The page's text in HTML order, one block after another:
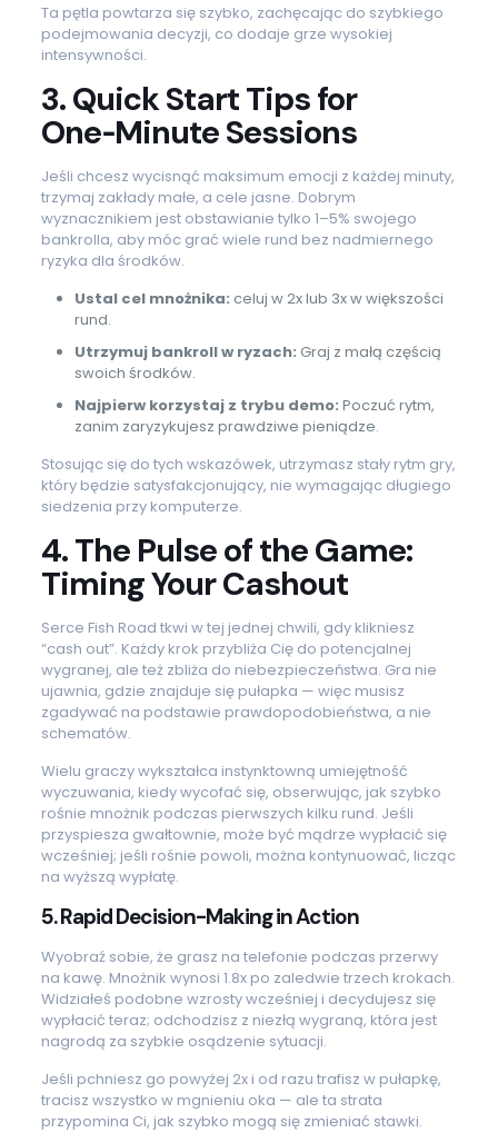
Ta pętla powtarza się szybko, zachęcając do szybkiego
podejmowania decyzji, co dodaje grze wysokiej
intensywności.
3. Quick Start Tips for
One‑Minute Sessions
Jeśli chcesz wycisnąć maksimum emocji z każdej minuty,
trzymaj zakłady małe, a cele jasne. Dobrym
wyznacznikiem jest obstawianie tylko 1–5% swojego
bankrolla, aby móc grać wiele rund bez nadmiernego
ryzyka dla środków.
Ustal cel mnożnika: celuj w 2x lub 3x w większości
rund.
Utrzymuj bankroll w ryzach: Graj z małą częścią
swoich środków.
Najpierw korzystaj z trybu demo: Poczuć rytm,
zanim zaryzykujesz prawdziwe pieniądze.
Stosując się do tych wskazówek, utrzymasz stały rytm gry,
który będzie satysfakcjonujący, nie wymagając długiego
siedzenia przy komputerze.
4. The Pulse of the Game:
Timing Your Cashout
Serce Fish Road tkwi w tej jednej chwili, gdy klikniesz
“cash out”. Każdy krok przybliża Cię do potencjalnej
wygranej, ale też zbliża do niebezpieczeństwa. Gra nie
ujawnia, gdzie znajduje się pułapka — więc musisz
zgadywać na podstawie prawdopodobieństwa, a nie
schematów.
Wielu graczy wykształca instynktowną umiejętność
wyczuwania, kiedy wycofać się, obserwując, jak szybko
rośnie mnożnik podczas pierwszych kilku rund. Jeśli
przyspiesza gwałtownie, może być mądrze wypłacić się
wcześniej; jeśli rośnie powoli, można kontynuować, licząc
na wyższą wypłatę.
5. Rapid Decision-Making in Action
Wyobraź sobie, że grasz na telefonie podczas przerwy
na kawę. Mnożnik wynosi 1.8x po zaledwie trzech krokach.
Widziałeś podobne wzrosty wcześniej i decydujesz się
wypłacić teraz; odchodzisz z niezłą wygraną, która jest
nagrodą za szybkie osądzenie sytuacji.
Jeśli pchniesz go powyżej 2x i od razu trafisz w pułapkę,
tracisz wszystko w mgnieniu oka — ale ta strata
przypomina Ci, jak szybko mogą się zmieniać stawki.